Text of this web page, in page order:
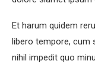
Et harum quidem
libero tempore,
nihil impedit quo